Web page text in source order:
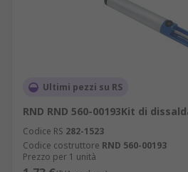
Ultimi pezzi su RS
RND RND 560-00193Kit di
Codice RS 282-1523
Codice costruttore RND 560-00193
Prezzo per 1 unità